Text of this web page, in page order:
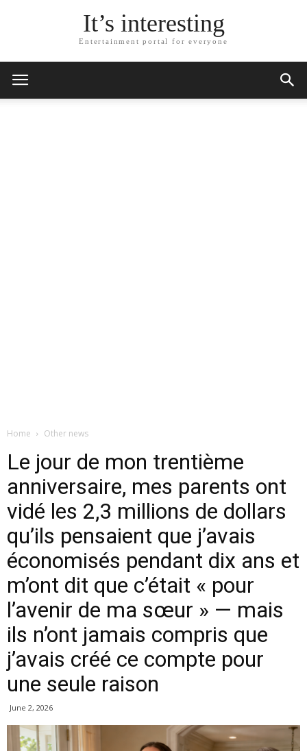
It’s interesting
Entertainment portal for everyone
Home Other news
Le jour de mon trentième
anniversaire, mes parents ont
vidé les 2,3 millions de dollars
qu’ils pensaient que j’avais
économisés pendant dix ans et
m’ont dit que c’était « pour
l’avenir de ma sœur » — mais
ils n’ont jamais compris que
j’avais créé ce compte pour
une seule raison
June 2, 2026